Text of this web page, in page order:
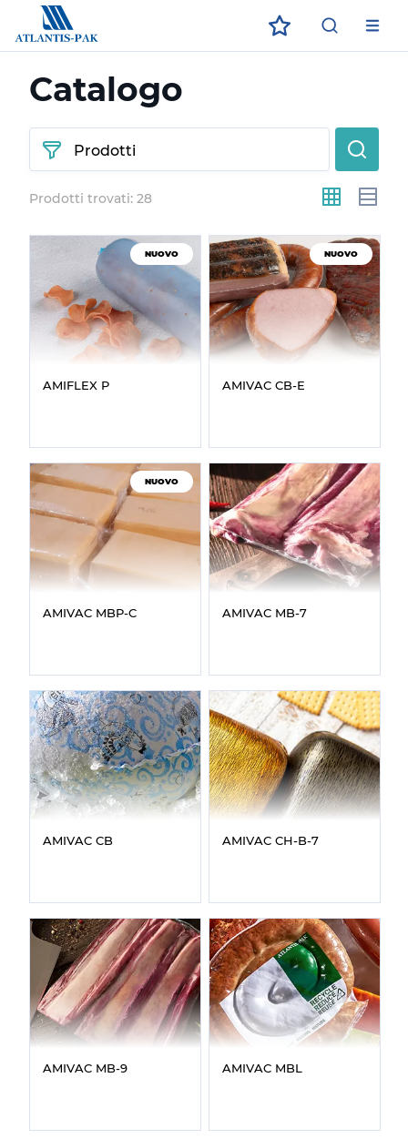
ЗАГРУЗИТЕ В
App Store
App Store
ECOДОСТУПНО В
Google Play
Google Play
Catalogo
Prodotti
Prodotti trovati: 28
NUOVO
AMIFLEX P
NUOVO
AMIVAC CB‑E
NUOVO
AMIVAC MBP‑C AMIVAC MB‑7
AMIVAC CB AMIVAC CH‑B‑7
AMIVAC MB‑9 AMIVAC MBL